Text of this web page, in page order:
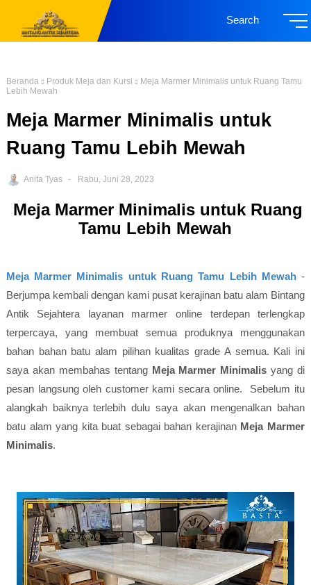
Search
Beranda Produk Meja dan Kursi
Meja Marmer Minimalis untuk Ruang Tamu
Lebih Mewah
Meja Marmer Minimalis untuk
Ruang Tamu Lebih Mewah
Anita Tyas Rabu, Juni 28, 2023
Meja Marmer Minimalis untuk Ruang
Tamu Lebih Mewah
Meja Marmer Minimalis untuk Ruang Tamu Lebih Mewah-
Berjumpa kembali dengan kami pusat kerajinan batu alam Bintang
Antik Sejahtera layanan marmer online terdepan terlengkap
terpercaya, yang membuat semua produknya menggunakan
bahan bahan batu alam pilihan kualitas grade A semua. Kali ini
saya akan membahas tentang Meja Marmer Minimalis yang di
pesan langsung oleh customer kami secara online. Sebelum itu
alangkah baiknya terlebih dulu saya akan mengenalkan bahan
batu alam yang kita buat sebagai bahan kerajinan Meja Marmer
Minimalis.